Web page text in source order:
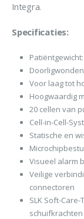
Integra.
Specificaties:
Voor laag tot
Hoogwaardig
20 cellen van
Cell-in-Cell-
Statische en
Visueel alarm
Veilige
connectoren
SLK Soft-